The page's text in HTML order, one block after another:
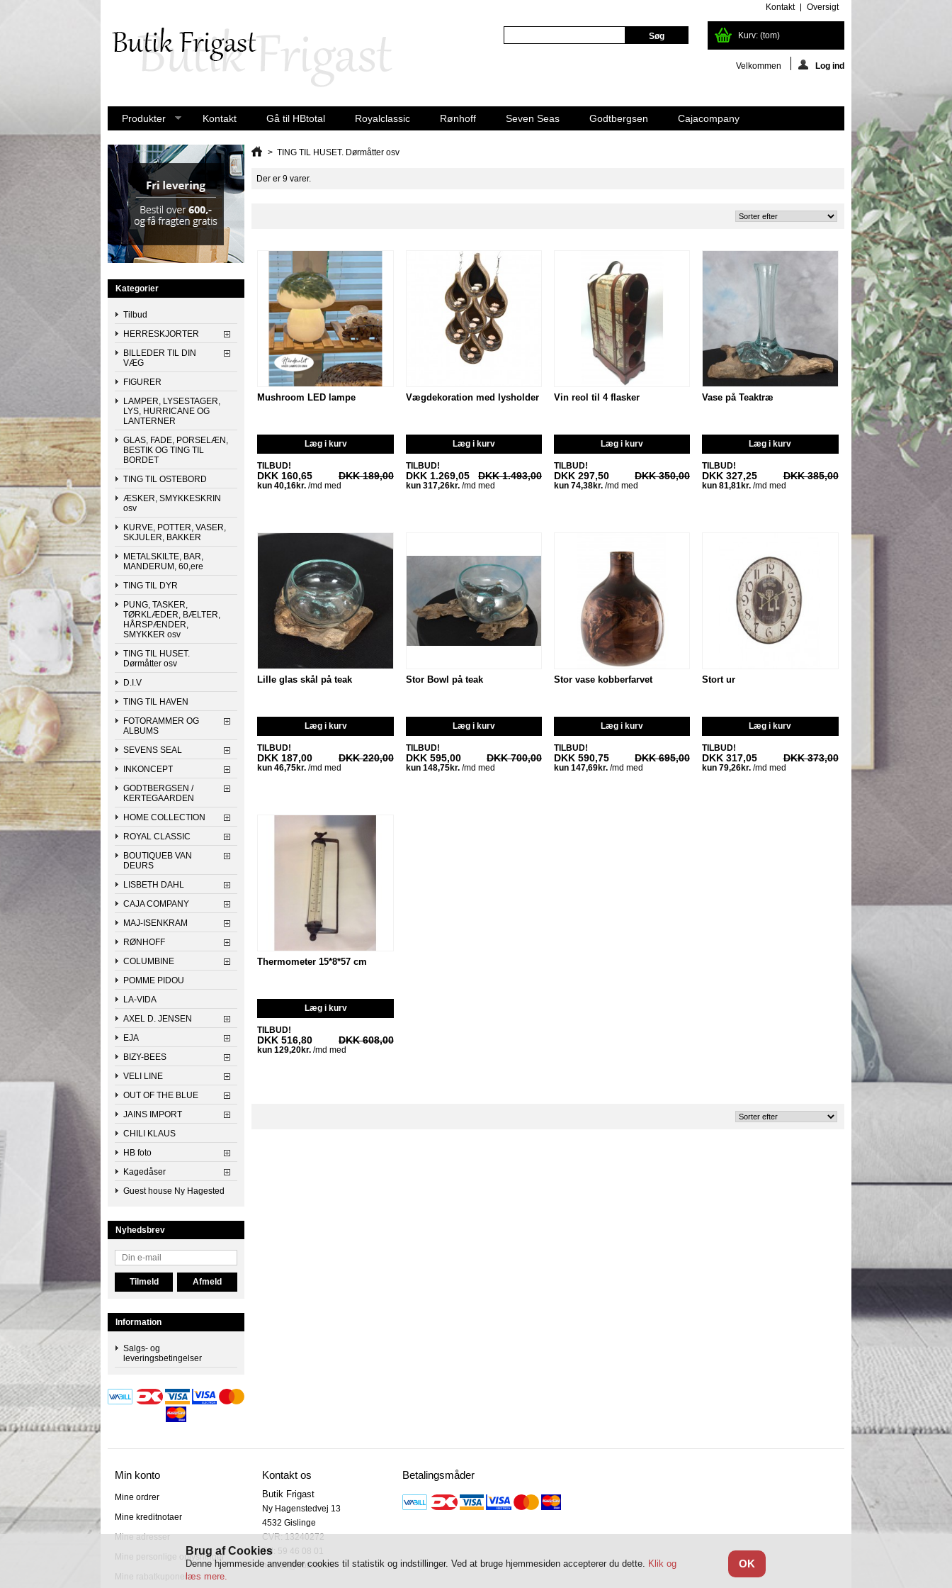
Kontakt Oversigt
Kurv: (tom)
Velkommen Log ind
Produkter Kontakt Gå til HBtotal Royalclassic Rønhoff Seven Seas Godtbergsen Cajacompany
Kategorier
Tilbud
HERRESKJORTER
BILLEDER TIL DIN
VÆG
FIGURER
LAMPER, LYSESTAGER,
LYS, HURRICANE OG
LANTERNER
GLAS, FADE, PORSELÆN,
BESTIK OG TING TIL
BORDET
TING TIL OSTEBORD
ÆSKER, SMYKKESKRIN
osv
KURVE, POTTER, VASER,
SKJULER, BAKKER
METALSKILTE, BAR,
MANDERUM, 60,ere
TING TIL DYR
PUNG, TASKER,
TØRKLÆDER, BÆLTER,
HÅRSPÆNDER,
SMYKKER osv
TING TIL HUSET.
Dørmåtter osv
D.I.V
TING TIL HAVEN
FOTORAMMER OG
ALBUMS
SEVENS SEAL
INKONCEPT
GODTBERGSEN /
KERTEGAARDEN
HOME COLLECTION
ROYAL CLASSIC
BOUTIQUEB VAN
DEURS
LISBETH DAHL
CAJA COMPANY
MAJ-ISENKRAM
RØNHOFF
COLUMBINE
POMME PIDOU
LA-VIDA
AXEL D. JENSEN
EJA
BIZY-BEES
VELI LINE
OUT OF THE BLUE
JAINS IMPORT
CHILI KLAUS
HB foto
Kagedåser
Guest house Ny Hagested
Nyhedsbrev
Information
Salgs- og
leveringsbetingelser
> TING TIL HUSET. Dørmåtter osv
Der er 9 varer.
Mushroom LED lampe
Læg i kurv
TILBUD!
DKK 160,65 DKK 189,00
Vægdekoration med lysholder
Læg i kurv
TILBUD!
DKK 1.269,05 DKK 1.493,00
Vin reol til 4 flasker
Læg i kurv
TILBUD!
DKK 297,50 DKK 350,00
Vase på Teaktræ
Læg i kurv
TILBUD!
DKK 327,25 DKK 385,00
Lille glas skål på teak
Læg i kurv
TILBUD!
DKK 187,00 DKK 220,00
Stor Bowl på teak
Læg i kurv
TILBUD!
DKK 595,00 DKK 700,00
Stor vase kobberfarvet
Læg i kurv
TILBUD!
DKK 590,75 DKK 695,00
Stort ur
Læg i kurv
TILBUD!
DKK 317,05 DKK 373,00
Thermometer 15*8*57 cm
Læg i kurv
TILBUD!
DKK 516,80 DKK 608,00
Min konto
Mine ordrer
Mine kreditnotaer
Mine adresser
Mine personlige oplysninger
Mine rabatkuponer
Kontakt os
Butik Frigast
Ny Hagenstedvej 13
4532 Gislinge
CVR: 13240272
Tel: 59 46 08 01
hbtotal@hbtotal.dk
Brug af Cookies
OK
Denne hjemmeside anvender cookies til statistik og indstillinger. Ved at bruge hjemmesiden accepterer du dette. Klik og
læs mere.
Betalingsmåder